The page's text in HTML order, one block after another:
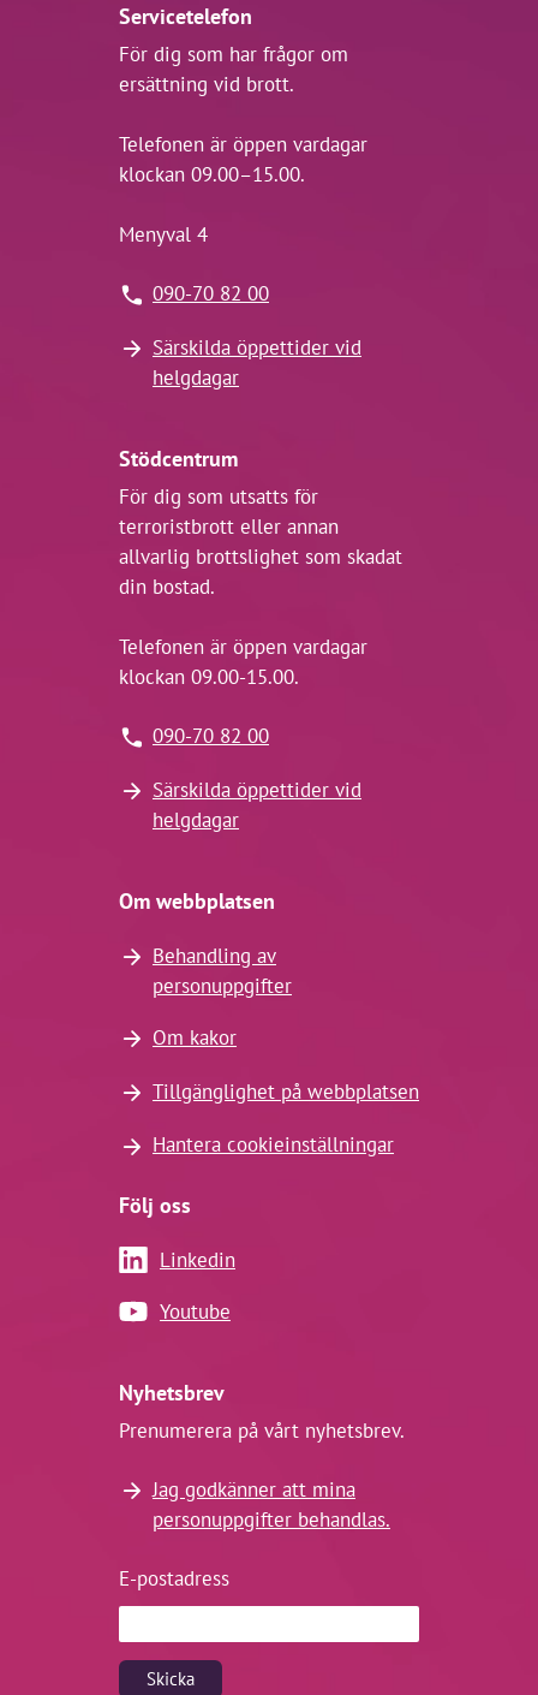
Servicetelefon
För dig som har frågor om
ersättning vid brott.
Telefonen är öppen vardagar
klockan 09.00–15.00.
Menyval 4
090-70 82 00
Särskilda öppettider vid
helgdagar
Stödcentrum
För dig som utsatts för
terroristbrott eller annan
allvarlig brottslighet som skadat
din bostad.
Telefonen är öppen vardagar
klockan 09.00-15.00.
090-70 82 00
Särskilda öppettider vid
helgdagar
Om webbplatsen
Behandling av
personuppgifter
Om kakor
Tillgänglighet på webbplatsen
Hantera cookieinställningar
Följ oss
Linkedin
Youtube
Nyhetsbrev
Prenumerera på vårt nyhetsbrev.
Jag godkänner att mina
personuppgifter behandlas.
E-postadress
Skicka